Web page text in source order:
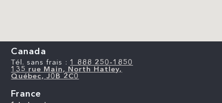
Canada
Tél. sans frais : 1 888 250-1850
135 rue Main, North Hatley,
Québec, J0B 2C0
France